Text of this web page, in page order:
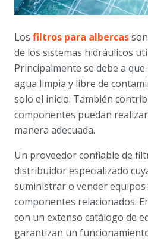
Los filtros para albercas
de los sistemas hidráulicos
Principalmente se debe a
agua limpia y libre de
solo el inicio. También
componentes puedan
manera adecuada.
Un proveedor confiable de
distribuidor especializado
suministrar o vender
componentes relacionados.
con un extenso catálogo de
garantizan un